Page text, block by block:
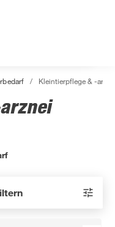
/ Kleintierpflege & -